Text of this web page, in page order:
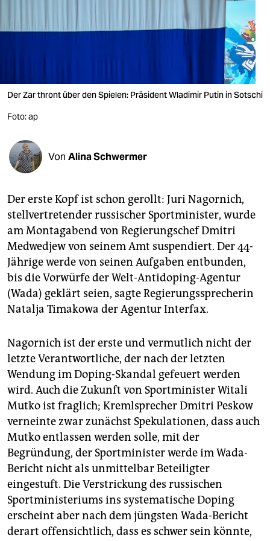
nord
wahrheit
verlag
shop
fragen & hilfe
unterstützen
abo
genossenschaft
epaper login
Der Zar thront über den Spielen: Präsident Wladimir Putin in Sotschi
Foto: ap
Von Alina Schwermer
Der erste Kopf ist schon gerollt: Juri Nagornich,
stellvertretender russischer Sportminister, wurde
am Montagabend von Regierungschef Dmitri
Medwedjew von seinem Amt suspendiert. Der 44-
Jährige werde von seinen Aufgaben entbunden,
bis die Vorwürfe der Welt-Antidoping-Agentur
(Wada) geklärt seien, sagte Regierungssprecherin
Natalja Timakowa der Agentur Interfax.
Nagornich ist der erste und vermutlich nicht der
letzte Verantwortliche, der nach der letzten
Wendung im Doping-Skandal gefeuert werden
wird. Auch die Zukunft von Sportminister Witali
Mutko ist fraglich; Kremlsprecher Dmitri Peskow
verneinte zwar zunächst Spekulationen, dass auch
Mutko entlassen werden solle, mit der
Begründung, der Sportminister werde im Wada-
Bericht nicht als unmittelbar Beteiligter
eingestuft. Die Verstrickung des russischen
Sportministeriums ins systematische Doping
erscheint aber nach dem jüngsten Wada-Bericht
derart offensichtlich, dass es schwer sein könnte,